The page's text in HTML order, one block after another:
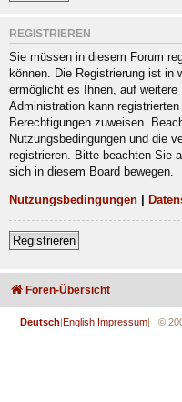
REGISTRIEREN
Sie müssen in diesem Forum
können. Die Registrierung ist in
ermöglicht es Ihnen, auf
Administration kann
Berechtigungen zuweisen.
Nutzungsbedingungen und die
registrieren. Bitte beachten Sie
sich in diesem Board bewegen.
Nutzungsbedingungen
Registrieren
Foren-Übersicht
Deutsch English Impressum | ©